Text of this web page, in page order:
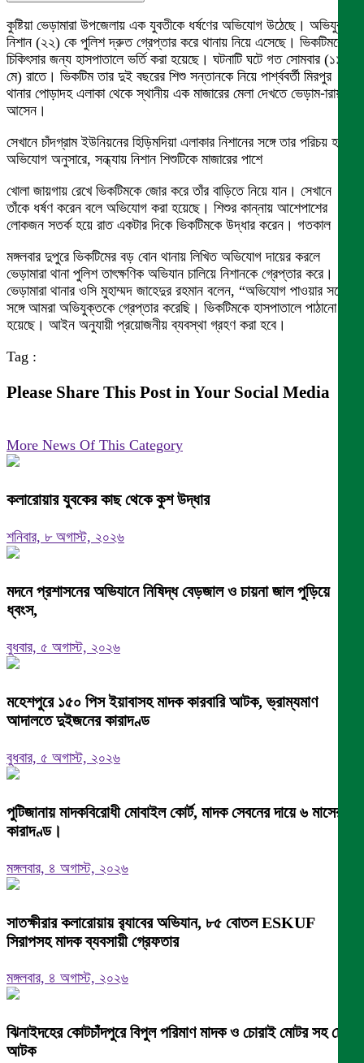
কুষ্টিয়া ভেড়ামারা উপজেলায় এক যুবতীকে ধর্ষণের অভিযোগ উঠেছে। অভিযুক্ত
নিশান (২২) কে পুলিশ দ্রুত গ্রেপ্তার করে থানায় নিয়ে এসেছে। ভিকটিমকে
চিকিৎসার জন্য হাসপাতালে ভর্তি করা হয়েছে। ঘটনাটি ঘটে গত সোমবার (১১
মে) রাতে। ভিকটিম তার দুই বছরের শিশু সন্তানকে নিয়ে পার্শ্ববর্তী মিরপুর
থানার পোড়াদহ এলাকা থেকে স্থানীয় এক মাজারের মেলা দেখতে ভেড়াম-ারায়
আসেন।
সেখানে চাঁদগ্রাম ইউনিয়নের হিড়িমদিয়া এলাকার নিশানের সঙ্গে তার পরিচয় হয়।
অভিযোগ অনুসারে, সন্ধ্যায় নিশান শিশুটিকে মাজারের পাশে
খোলা জায়গায় রেখে ভিকটিমকে জোর করে তাঁর বাড়িতে নিয়ে যান। সেখানে
তাঁকে ধর্ষণ করেন বলে অভিযোগ করা হয়েছে। শিশুর কান্নায় আশেপাশের
লোকজন সতর্ক হয়ে রাত একটার দিকে ভিকটিমকে উদ্ধার করেন। গতকাল
মঙ্গলবার দুপুরে ভিকটিমের বড় বোন থানায় লিখিত অভিযোগ দায়ের করলে
ভেড়ামারা থানা পুলিশ তাৎক্ষণিক অভিযান চালিয়ে নিশানকে গ্রেপ্তার করে।
ভেড়ামারা থানার ওসি মুহাম্মদ জাহেদুর রহমান বলেন, “অভিযোগ পাওয়ার সঙ্গে
সঙ্গে আমরা অভিযুক্তকে গ্রেপ্তার করেছি। ভিকটিমকে হাসপাতালে পাঠানো
হয়েছে। আইন অনুযায়ী প্রয়োজনীয় ব্যবস্থা গ্রহণ করা হবে।
Tag :
Please Share This Post in Your Social Media
More News Of This Category
কলারোয়ার যুবকের কাছ থেকে কুশ উদ্ধার
শনিবার, ৮ অগাস্ট, ২০২৬
মদনে প্রশাসনের অভিযানে নিষিদ্ধ বেড়জাল ও চায়না জাল পুড়িয়ে
ধ্বংস,
বুধবার, ৫ অগাস্ট, ২০২৬
মহেশপুরে ১৫০ পিস ইয়াবাসহ মাদক কারবারি আটক, ভ্রাম্যমাণ
আদালতে দুইজনের কারাদণ্ড
বুধবার, ৫ অগাস্ট, ২০২৬
পুটিজানায় মাদকবিরোধী মোবাইল কোর্ট, মাদক সেবনের দায়ে ৬ মাসের
কারাদণ্ড।
মঙ্গলবার, ৪ অগাস্ট, ২০২৬
সাতক্ষীরার কলারোয়ায় র‍্যাবের অভিযান, ৮৫ বোতল ESKUF
সিরাপসহ মাদক ব্যবসায়ী গ্রেফতার
মঙ্গলবার, ৪ অগাস্ট, ২০২৬
ঝিনাইদহের কোটচাঁদপুরে বিপুল পরিমাণ মাদক ও চোরাই মোটর সহ চোর
আটক